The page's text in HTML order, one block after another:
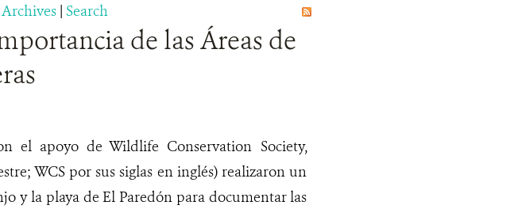
Archives | Search
de las Áreas de
el apoyo de Wildlife Conservation Society,
WCS por sus siglas en inglés) realizaron un
y la playa de El Paredón para documentar las